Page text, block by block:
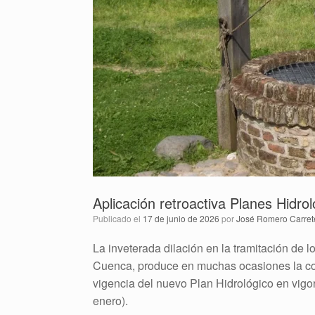
Aplicación retroactiva Planes
Publicado el 17 de junio de 2026 porJosé Romero
La inveterada dilación en la tramitación de
Cuenca, produce en muchas ocasiones la
vigencia del nuevo Plan Hidrológico en
enero).